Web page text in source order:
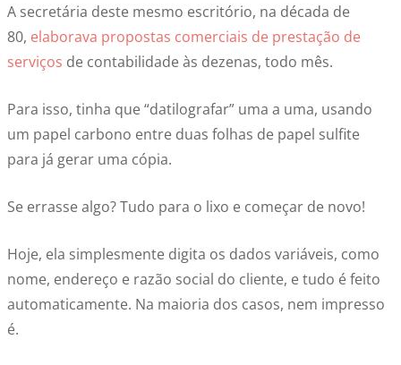
A secretária deste mesmo escritório, na década de
80, elaborava propostas comerciais de prestação de
serviços de contabilidade às dezenas, todo mês.
Para isso, tinha que “datilografar” uma a uma, usando
um papel carbono entre duas folhas de papel sulfite
para já gerar uma cópia.
Se errasse algo? Tudo para o lixo e começar de novo!
Hoje, ela simplesmente digita os dados variáveis, como
nome, endereço e razão social do cliente, e tudo é feito
automaticamente. Na maioria dos casos, nem impresso
é.